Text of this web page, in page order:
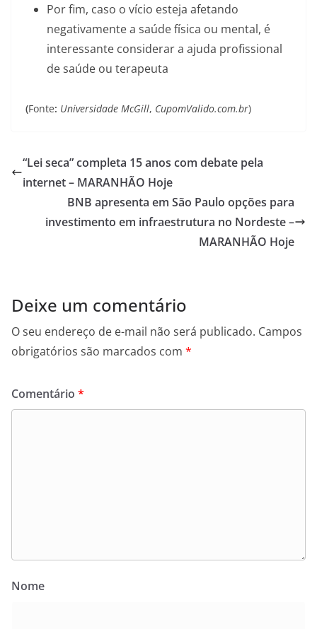
Por fim, caso o vício esteja afetando
negativamente a saúde física ou mental, é
interessante considerar a ajuda profissional
de saúde ou terapeuta
(Fonte: Universidade McGill, CupomValido.com.br)
“Lei seca” completa 15 anos com debate pela
internet – MARANHÃO Hoje
BNB apresenta em São Paulo opções para
investimento em infraestrutura no Nordeste –
MARANHÃO Hoje
Deixe um comentário
O seu endereço de e-mail não será publicado. Campos
obrigatórios são marcados com *
Comentário *
Nome